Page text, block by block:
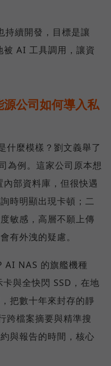
持續開發，目標是讓
被 AI 工具調用，讓資
公司如何導入私
什麼模樣？劉文義舉了
為例。這家公司原本想
部資料庫，但很快遇
時明顯出現卡頓；二
敏感，高層不願上傳
有外洩的疑慮。
AI NAS 的旗艦機種
與全快閃 SSD，在地
把數十年來封存的靜
跨檔案摘要與精準搜
與報告的時間，核心